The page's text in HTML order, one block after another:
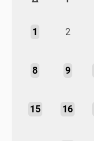
1 2
8 9
15 16